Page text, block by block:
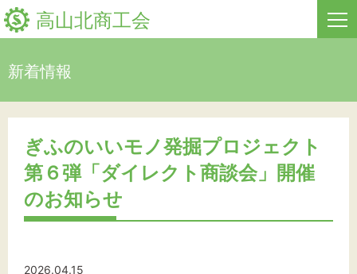
高山北商工会
事業者・創業者の方へ
新着情報
ぎふのいいモノ発掘プロジェクト
第６弾「ダイレクト商談会」開催
のお知らせ
2026.04.15